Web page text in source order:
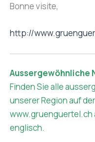
Bonne visite,
http://
Aussergewöhnliche
Finden Sie alle
unserer Region auf
www.gruenguertel.ch
englisch.